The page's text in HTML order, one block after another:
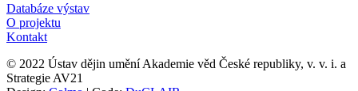
Databáze výstav
O projektu
Kontakt
© 2022 Ústav dějin umění Akademie věd České republiky, v. v. i. a
Strategie AV21